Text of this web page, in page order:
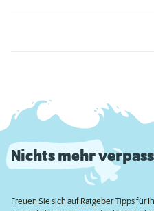
Nichts mehr
Freuen Sie sich auf Ratgeber-Tipps für